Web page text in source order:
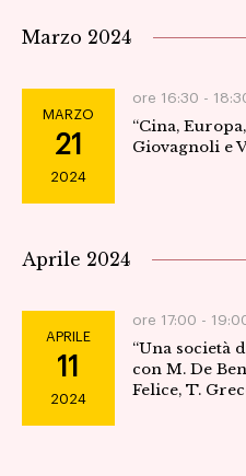
Marzo 2024
MARZO
21
2024
ore 16:30 -
“Cina,
Giovagnoli e
Aprile 2024
APRILE
11
2024
ore 17:00 -
“Una società
con M. De
Felice, T.